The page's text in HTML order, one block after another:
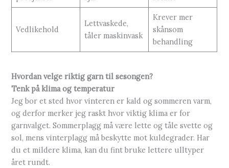
Vedlikehold
Lettvaskede,
tåler maskinvask
Krever mer
skånsom
behandling
Hvordan velge riktig garn til sesongen?
Tenk på klima og temperatur
Jeg bor et sted hvor vinteren er kald og sommeren varm,
og derfor merker jeg raskt hvor viktig klima er for
garnvalget. Sommerplagg må være lette og tåle svette og
sol, mens vinterplagg må beskytte mot kuldegrader. Har
du et mildere klima, kan du fint bruke lettere ulltyper
året rundt.